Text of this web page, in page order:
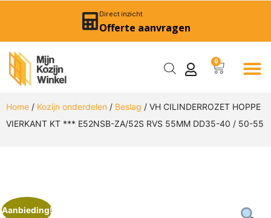
Direct inzicht
Offerte aanvragen
0
Home / Kozijn onderdelen / Beslag / VH CILINDERROZET HOPPE
VIERKANT KT *** E52NSB-ZA/52S RVS 55MM DD35-40 / 50-55
Aanbieding!